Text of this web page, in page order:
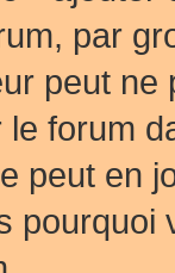
par
peut
forum
peut en
pourquoi